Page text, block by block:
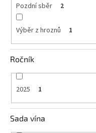
Pozdní sběr 2
Výběr z hroznů 1
Ročník
2025 1
Sada vína